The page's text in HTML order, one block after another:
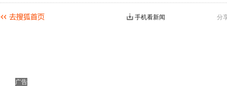
分
手机看新闻
广告